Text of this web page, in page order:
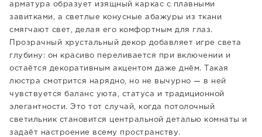
арматура образует изящный каркас с плавными
завитками, а светлые конусные абажуры из ткани
смягчают свет, делая его комфортным для глаз.
Прозрачный хрустальный декор добавляет игре света
глубину: он красиво переливается при включении и
остаётся декоративным акцентом даже днём. Такая
люстра смотрится нарядно, но не вычурно — в ней
чувствуется баланс уюта, статуса и традиционной
элегантности. Это тот случай, когда потолочный
светильник становится центральной деталью комнаты и
задаёт настроение всему пространству.